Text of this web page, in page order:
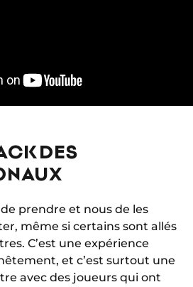
DES
prendre et nous de les
même si certains sont allés
C’est une expérience
et c’est surtout une
avec des joueurs qui ont